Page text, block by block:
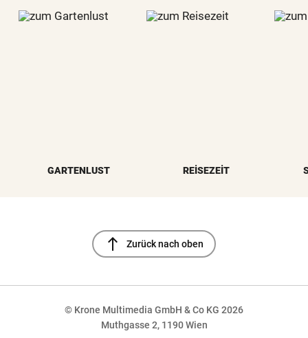
GARTENLUST REISEZEIT
north Zurück nach oben
© Krone Multimedia GmbH & Co KG 2026
Muthgasse 2, 1190 Wien